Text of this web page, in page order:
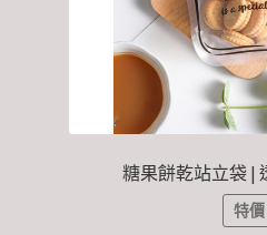
糖果餅乾站立袋 |
特價